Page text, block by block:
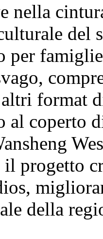
nella
del
per
format
al coperto
progetto
della